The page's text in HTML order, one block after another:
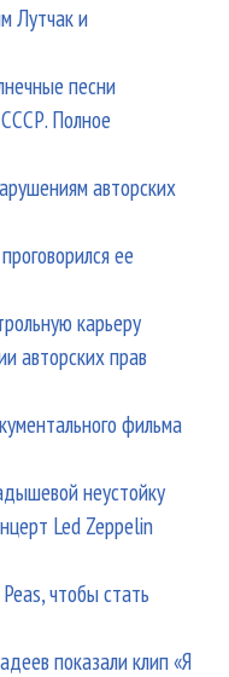
Лутчак и
песни
Полное
авторских
ее
карьеру
авторских прав
фильма
неустойку
Led Zeppelin
чтобы стать
показали клип «Я